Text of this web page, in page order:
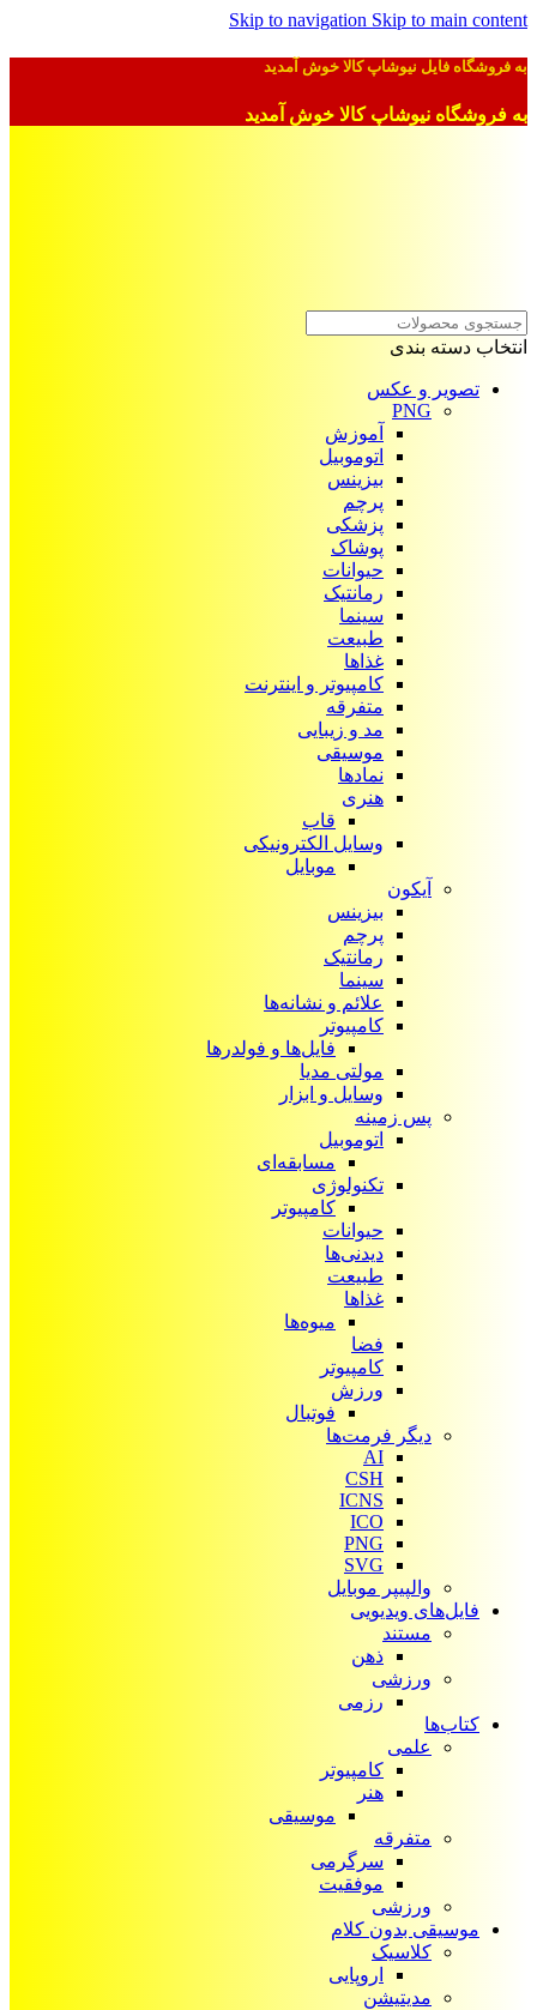
Skip to navigation Skip to main content
به فروشگاه فایل نیوشاپ کالا خوش آمدید
به فروشگاه نیوشاپ کالا خوش آمدید
انتخاب دسته بندی
تصویر و عکس
PNG
آموزش
اتوموبیل
بیزینس
پرچم
پزشکی
پوشاک
حیوانات
رمانتیک
سینما
طبیعت
غذاها
کامپیوتر و اینترنت
متفرقه
مد و زیبایی
موسیقی
نمادها
هنری
قاب
وسایل الکترونیکی
موبایل
آیکون‌
بیزینس
پرچم
رمانتیک
سینما
علائم و نشانه‌ها
کامپیوتر
فایل‌ها و فولدرها
مولتی مدیا
وسایل و ابزار
پس زمینه
اتوموبیل
مسابقه‌ای
تکنولوژی
کامپیوتر
حیوانات
دیدنی‌ها
طبیعت
غذاها
میوه‌ها
فضا
کامپیوتر
ورزش
فوتبال
دیگر فرمت‌ها
AI
CSH
ICNS
ICO
PNG
SVG
والپیپر موبایل
فایل‌های ویدیویی
مستند
ذهن
ورزشی
رزمی
کتاب‌ها
علمی
کامپیوتر
هنر
موسیقی
متفرقه
سرگرمی
موفقیت
ورزشی
موسیقی بدون کلام
کلاسیک
اروپایی
مدیتیشن